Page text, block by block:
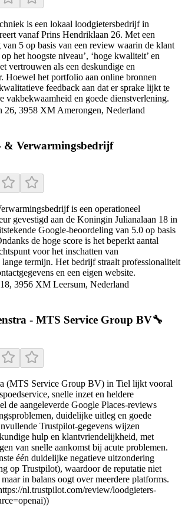
is een lokaal loodgietersbedrijf in
vanaf Prins Hendriklaan 26. Met een
5 op basis van een review waarin de klant
het hoogste niveau’, ‘hoge kwaliteit’ en
vertrouwen als een deskundige en
Hoewel het portfolio aan online bronnen
feedback aan dat er sprake lijkt te
vakbekwaamheid en goede dienstverlening.
26, 3958 XM Amerongen, Nederland
& Verwarmingsbedrijf
is een operationeel
gevestigd aan de Koningin Julianalaan 18 in
Google‑beoordeling van 5.0 op basis
de hoge score is het beperkt aantal
voor het inschatten van
termijn. Het bedrijf straalt professionaliteit
en een eigen website.
3956 XM Leersum, Nederland
- MTS Service Group BV🔧
(MTS Service Group BV) in Tiel lijkt vooral
snelle inzet en heldere
de aangeleverde Google Places-reviews
duidelijke uitleg en goede
Trustpilot-gegevens wijzen
hulp en klantvriendelijkheid, met
van snelle aankomst bij acute problemen.
één duidelijke negatieve uitzondering
op Trustpilot), waardoor de reputatie niet
in balans oogt over meerdere platforms.
nl.trustpilot.com/review/loodgieters-